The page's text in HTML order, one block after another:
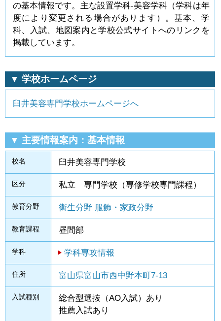
の基本情報です。主な設置学科-美容学科（学科は年
度により変更される場合があります）。基本、学
科、入試、地図案内と学校公式サイトへのリンクを
掲載しています。
▼ 学校ホームページ
臼井美容専門学校ホームページへ
▼ 主要情報案内：基本情報
校名 臼井美容専門学校
区分 私立 専門学校（専修学校専門課程）
教育分野 衛生分野 服飾・家政分野
教育課程 昼間部
学科 学科専攻情報
住所 富山県富山市西中野本町7-13
入試種別
総合型選抜（AO入試）あり
推薦入試あり